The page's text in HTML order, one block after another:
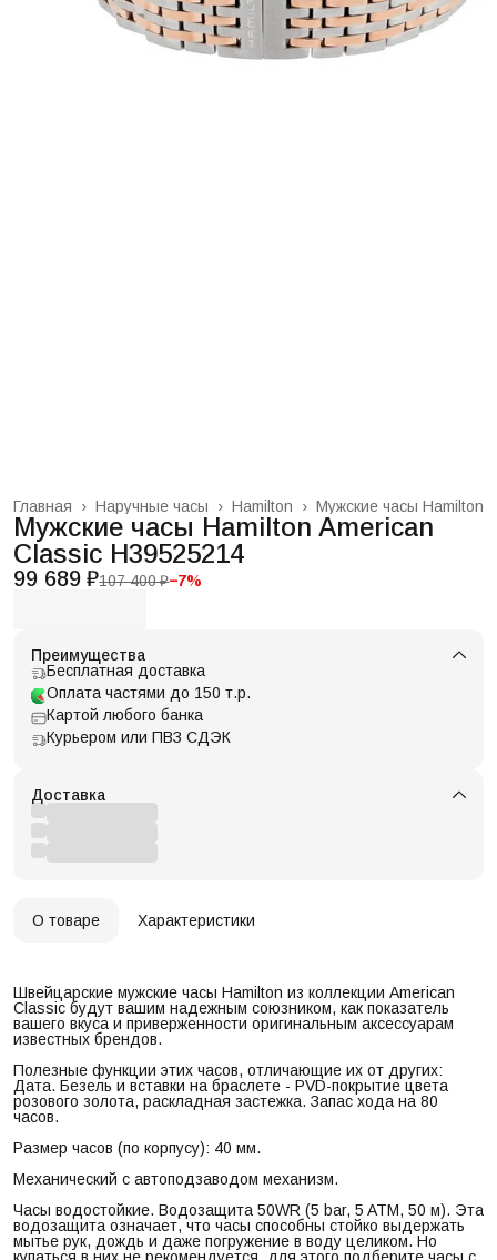
Мужские часы Hamilton
Hamilton ›
Наручные часы ›
Главная ›
Мужские часы Hamilton American
Classic H39525214
99 689 ₽107 400 ₽−7%
Преимущества
Бесплатная доставка
Оплата частями до 150 т.р.
Картой любого банка
Курьером или ПВЗ СДЭК
Доставка
О товаре Характеристики
Швейцарские мужские часы Hamilton из коллекции American
Classic будут вашим надежным союзником, как показатель
вашего вкуса и приверженности оригинальным аксессуарам
известных брендов.
Полезные функции этих часов, отличающие их от других:
Дата. Безель и вставки на браслете - PVD-покрытие цвета
розового золота, раскладная застежка. Запас хода на 80
часов.
Размер часов (по корпусу): 40 мм.
Механический с автоподзаводом механизм.
Часы водостойкие. Водозащита 50WR (5 bar, 5 ATM, 50 м). Эта
водозащита означает, что часы способны стойко выдержать
мытье рук, дождь и даже погружение в воду целиком. Но